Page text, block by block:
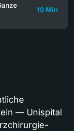
19 Min
— Unispital